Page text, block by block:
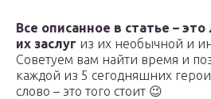
Все описанное в статье –
их заслуг из их необычной и
Советуем вам найти время и
каждой из 5 сегодняшних
слово – это того стоит 😉